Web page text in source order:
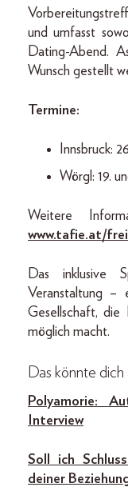
und umfasst
Dating-Abend.
Wunsch gestellt
Termine:
Innsbruck:
Wörgl: 19.
Weitere
www.tafie.at/
Das inklusive
Veranstaltung –
Gesellschaft,
möglich macht.
Das könnte dich
Polyamorie:
Interview
Soll ich
deiner